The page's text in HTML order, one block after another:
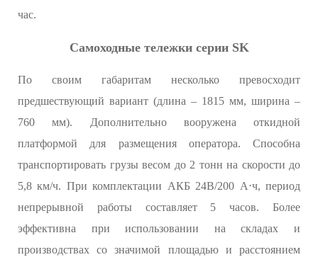
час.
Самоходные тележки серии SK
По своим габаритам несколько превосходит
предшествующий вариант (длина – 1815 мм, ширина –
760 мм). Дополнительно вооружена откидной
платформой для размещения оператора. Способна
транспортировать грузы весом до 2 тонн на скорости до
5,8 км/ч. При комплектации АКБ 24В/200 А⋅ч, период
непрерывной работы составляет 5 часов. Более
эффективна при использовании на складах и
производствах со значимой площадью и расстоянием